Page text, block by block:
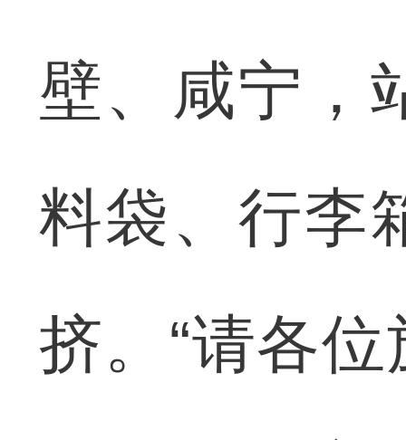
壁、咸宁，
料袋、行李
挤。“请各